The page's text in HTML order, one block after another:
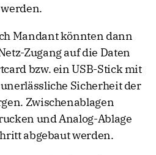
Mandant könnten dann
Zugang auf die Daten
bzw. ein USB-Stick mit
Sicherheit der
Zwischenablagen
und Analog-Ablage
abgebaut werden.